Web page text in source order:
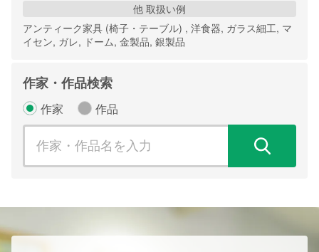
他 取扱い例
アンティーク家具 (椅子・テーブル) , 洋食器, ガラス細工, マ
イセン, ガレ, ドーム, 金製品, 銀製品
作家・作品検索
作家 作品